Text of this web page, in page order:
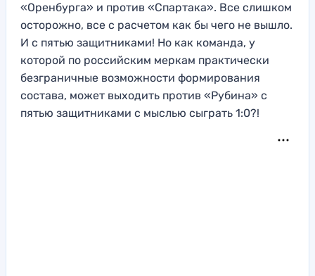
«Оренбурга» и против «Спартака». Все слишком
осторожно, все с расчетом как бы чего не вышло.
И с пятью защитниками! Но как команда, у
которой по российским меркам практически
безграничные возможности формирования
состава, может выходить против «Рубина» с
пятью защитниками с мыслью сыграть 1:0?!